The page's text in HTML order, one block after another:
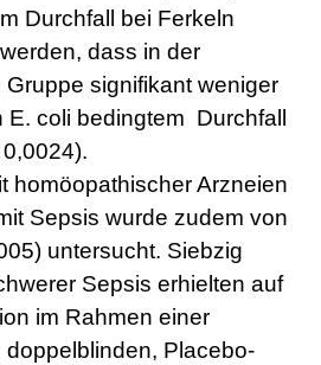
Durchfall bei Ferkeln
dass in der
Gruppe signifikant weniger
coli bedingtem Durchfall
homöopathischer Arzneien
Sepsis wurde zudem von
untersucht. Siebzig
Sepsis erhielten auf
im Rahmen einer
doppelblinden, Placebo-